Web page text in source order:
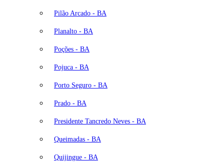
Pilão Arcado - BA
Planalto - BA
Poções - BA
Pojuca - BA
Porto Seguro - BA
Prado - BA
Presidente Tancredo Neves - BA
Queimadas - BA
Quijingue - BA